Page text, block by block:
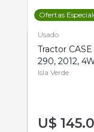
Ofertas
Usado
Tractor
290, 2012,
Isla Verde
U$